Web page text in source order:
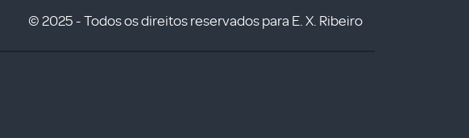
© 2025 - Todos os direitos reservados para E. X. Ribeiro